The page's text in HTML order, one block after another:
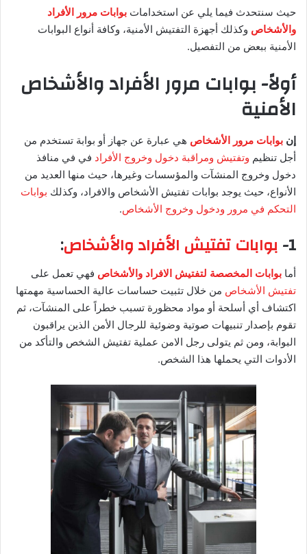
حيث سنتحدث فيما يلي عن استخدامات بوابات مرور الأفراد
والأشخاص وكذلك أجهزة التفتيش الأمنية، وكافة أنواع البوابات
الأمنية ببعض من التفصيل.
أولاً- بوابات مرور الأفراد والأشخاص
الأمنية
إن بوابات مرور الأشخاص هي عبارة عن جهاز أو بوابة تستخدم من
أجل تنظيم وتفتيش ومراقبة دخول وخروج الأفراد في في منافذ
دخول وخروج المنشآت والمؤسسات وغيرها، حيث منها العديد من
الأنواع، حيث يوجد بوابات تفتيش الأشخاص والافراد، وكذلك بوابات
التحكم في مرور ودخول وخروج الأشخاص.
1- بوابات تفتيش الأفراد والأشخاص:
أما بوابات المخصصة لتفتيش الافراد والأشخاص فهي تعمل على
تفتيش الأشخاص من خلال تثبيت حساسات عالية الحساسية مهمتها
اكتشاف أي أسلحة أو مواد محظورة تسبب خطراً على المنشآت، ثم
تقوم بإصدار تنبيهات صوتية وضوئية للرجال الأمن الذين يراقبون
البوابة، ومن ثم يتولى رجل الامن عملية تفتيش الشخص والتأكد من
الأدوات التي يحملها هذا الشخص.